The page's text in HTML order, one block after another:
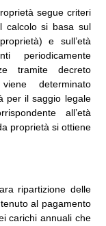
segue criteri
calcolo si basa sul
e sull’età
periodicamente
tramite decreto
determinato
per il saggio legale
all’età
proprietà si ottiene
ripartizione delle
al pagamento
carichi annuali che